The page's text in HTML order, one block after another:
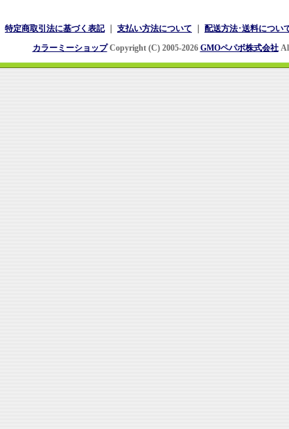
特定商取引法に基づく表記｜ 支払い方法について 配送方法･送料につい
カラーミーショップCopyright (C) 2005-2026 GMOペパボ株式会社All